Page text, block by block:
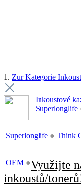
1. Zur Kategorie
Inkoustové
Superlonglife
Superlonglife ● Think
OEM ●Využijte
inkoustů/